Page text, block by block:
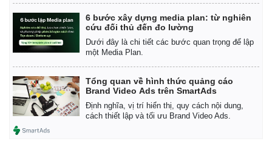
6 bước xây dựng media plan: từ nghiên
cứu đối thủ đến đo lường
Dưới đây là chi tiết các bước quan trọng để lập
một Media Plan.
Tổng quan về hình thức quảng cáo
Brand Video Ads trên SmartAds
Định nghĩa, vị trí hiển thị, quy cách nội dung,
cách thiết lập và tối ưu Brand Video Ads.